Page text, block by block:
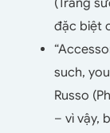
(Trang
đặc biệt
such,
Russo
– vì vậy,